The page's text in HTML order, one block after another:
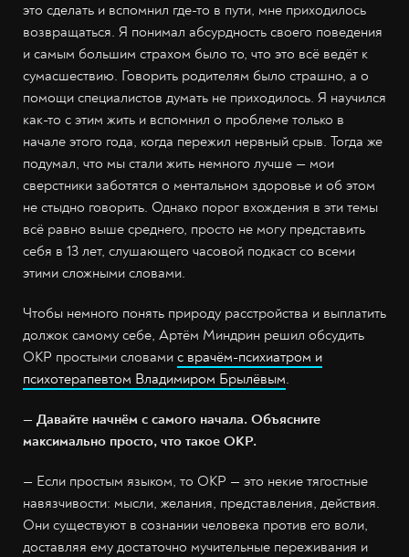
это сделать и вспомнил где-то в пути, мне приходилось
возвращаться. Я понимал абсурдность своего поведения
и самым большим страхом было то, что это всё ведёт к
сумасшествию. Говорить родителям было страшно, а о
помощи специалистов думать не приходилось. Я научился
как-то с этим жить и вспомнил о проблеме только в
начале этого года, когда пережил нервный срыв. Тогда же
подумал, что мы стали жить немного лучше — мои
сверстники заботятся о ментальном здоровье и об этом
не стыдно говорить. Однако порог вхождения в эти темы
всё равно выше среднего, просто не могу представить
себя в 13 лет, слушающего часовой подкаст со всеми
этими сложными словами.
Чтобы немного понять природу расстройства и выплатить
должок самому себе, Артём Миндрин решил обсудить
ОКР простыми словами с врачём-психиатром и
психотерапевтом Владимиром Брылёвым.
— Давайте начнём с самого начала. Объясните
максимально просто, что такое ОКР.
— Если простым языком, то ОКР — это некие тягостные
навязчивости: мысли, желания, представления, действия.
Они существуют в сознании человека против его воли,
доставляя ему достаточно мучительные переживания и